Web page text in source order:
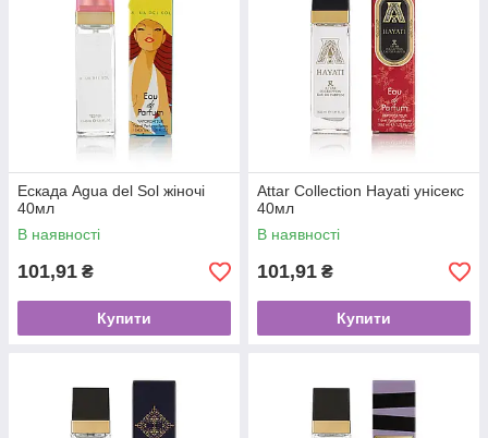
Ескада Agua del Sol жіночі
40мл
В наявності
101,91 ₴
Купити
Attar Collection Hayati унісекс
40мл
В наявності
101,91 ₴
Купити